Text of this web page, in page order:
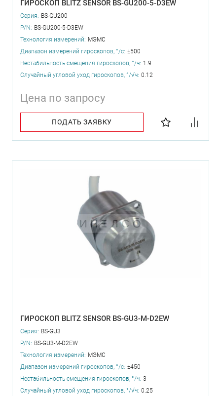
ГИРОСКОП BLITZ SENSOR BS-GU200-5-D3EW
Серия: BS-GU200
P/N: BS-GU200-5-D3EW
Технология измерений: МЭМС
Диапазон измерений гироскопов, °/с: ±500
Нестабильность смещения гироскопов, °/ч: 1.9
Случайный угловой уход гироскопов, °/√ч: 0.12
Цена по запросу
ПОДАТЬ ЗАЯВКУ
ГИРОСКОП BLITZ SENSOR BS-GU3-M-D2EW
Серия: BS-GU3
P/N: BS-GU3-M-D2EW
Технология измерений: МЭМС
Диапазон измерений гироскопов, °/с: ±450
Нестабильность смещения гироскопов, °/ч: 3
Случайный угловой уход гироскопов, °/√ч: 0.25